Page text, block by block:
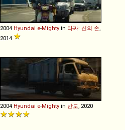
2004 Hyundai e-Mighty in 타짜: 신의 손
2014
2004 Hyundai e-Mighty in 반도 , 2020